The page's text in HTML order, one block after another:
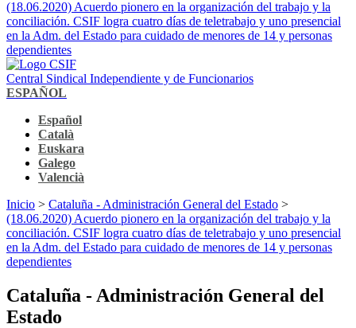
(18.06.2020) Acuerdo pionero en la organización del trabajo y la
conciliación. CSIF logra cuatro días de teletrabajo y uno presencial
en la Adm. del Estado para cuidado de menores de 14 y personas
dependientes
Central Sindical Independiente y de Funcionarios
ESPAÑOL
Español
Català
Euskara
Galego
Valencià
Inicio > Cataluña - Administración General del Estado >
(18.06.2020) Acuerdo pionero en la organización del trabajo y la
conciliación. CSIF logra cuatro días de teletrabajo y uno presencial
en la Adm. del Estado para cuidado de menores de 14 y personas
dependientes
Cataluña - Administración General del
Estado